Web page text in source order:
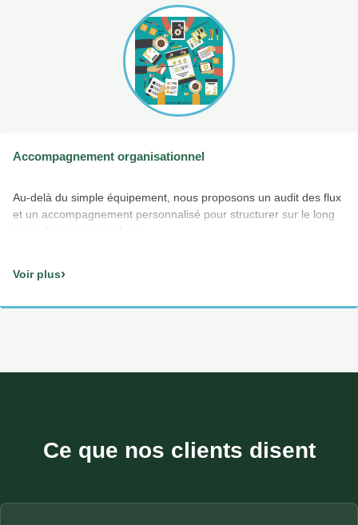
Accompagnement organisationnel
Au-delà du simple équipement, nous proposons un audit des flux
et un accompagnement personnalisé pour structurer sur le long
Voir plus›
Ce que nos clients disent